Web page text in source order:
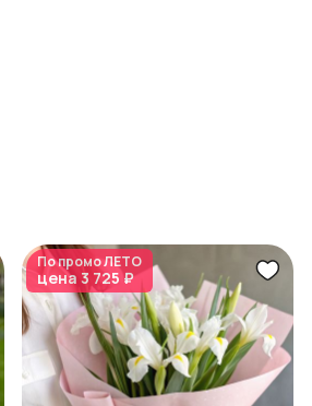
По промоЛЕТО
цена 3 725 ₽